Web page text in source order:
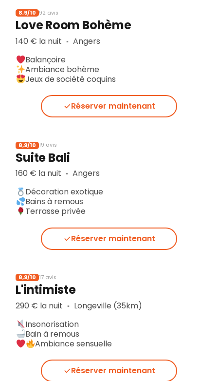
8,9/10 92 avis
Love Room Bohème
140 € la nuit ▪︎ Angers
Balançoire
Ambiance bohème
Jeux de société coquins
Réserver maintenant
8,9/10 19 avis
Suite Bali
160 € la nuit ▪︎ Angers
Décoration exotique
Bains à remous
Terrasse privée
Réserver maintenant
8,9/10 17 avis
L'intimiste
290 € la nuit ▪︎ Longeville (35km)
Insonorisation
Bain à remous
Ambiance sensuelle
Réserver maintenant